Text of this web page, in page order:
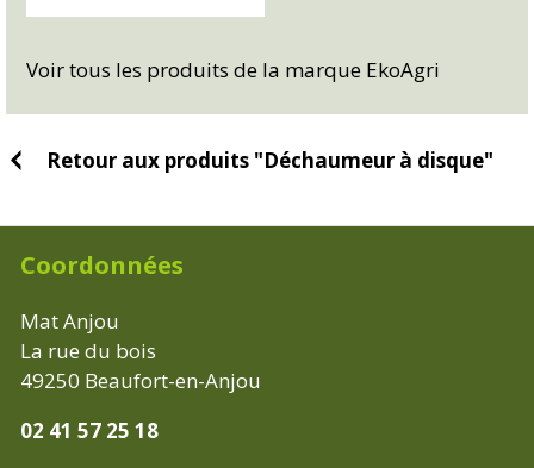
Voir tous les produits de la marque EkoAgri
Retour aux produits "Déchaumeur à disque"
Coordonnées
Mat Anjou
La rue du bois
49250 Beaufort-en-Anjou
02 41 57 25 18